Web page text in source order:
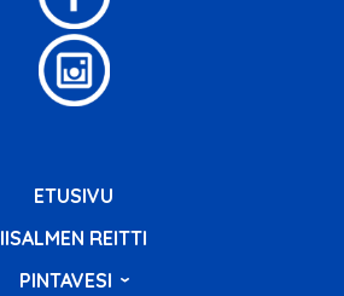
ETUSIVU
IISALMEN REITTI
PINTAVESI